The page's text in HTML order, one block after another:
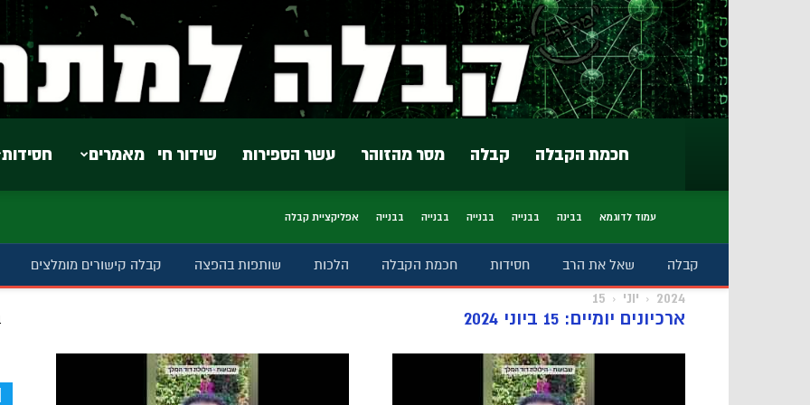
חסידות מאמרים שידור חי עשר הספירות מסר מהזוהר קבלה חכמת הקבלה
עמוד לדוגמא בבינה בבנייה בבנייה בבנייה בבנייה אפליקציית קבלה
קבלה שאל את הרב חסידות חכמת הקבלה הלכות שותפות בהפצה קבלה קישורים מומלצים
2024 יוני 15
ארכיונים יומיים: 15 ביוני 2024